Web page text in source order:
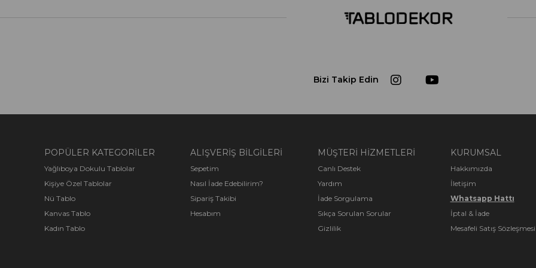
Kumaşlarımızın arka tarafı sarı olup
mat olduğu için üzerine spot ışık
ÇAM
Ahşap şaselerimiz 1.sınıf keresteler
şaselerimizin kalınlığı 3x4 dür. Üst
Ahşap şase
Bizi Takip Edin
POPÜLER KATEGORİLER
Yağlıboya Dokulu Tablolar
Kişiye Özel Tablolar
Nü Tablo
Kanvas Tablo
Kadın Tablo
ALIŞVERİŞ BİLGİLERİ
Sepetim
Nasıl İade Edebilirim?
Sipariş Takibi
Hesabım
MÜŞTERİ HİZMETLERİ
Canlı Destek
Yardım
İade Sorgulama
Sıkça Sorulan Sorular
Gizlilik
KURUMSAL
Hakkımızda
İletişim
Whatsapp Hattı
İptal & İade
Mesafeli Satış Sözleşmesi